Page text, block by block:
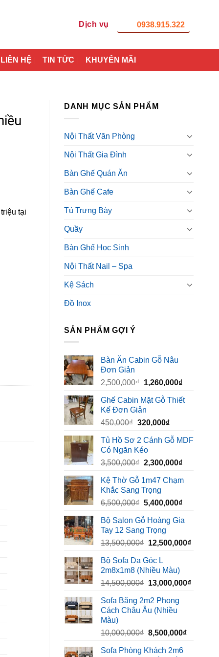
Dịch vụ 0938.915.322
LIÊN HỆ TIN TỨC KHUYẾN MÃI
DANH MỤC SẢN PHẨM
Nội Thất Văn Phòng
Nội Thất Gia Đình
Bàn Ghế Quán Ăn
Bàn Ghế Cafe
Tủ Trưng Bày
Quầy
Bàn Ghế Học Sinh
Nội Thất Nail – Spa
Kệ Sách
Đồ Inox
SẢN PHẨM GỢI Ý
Bàn Ăn Cabin Gỗ Nâu
Đơn Giản
2,500,000₫ Giá
là:
2,500,000₫.
1,260,000₫Giá
tại
Ghế Cabin Mặt Gỗ Thiết
Kế Đơn Giản
450,000₫ Giá
là:
450,000₫.
320,000₫Giá
tại
320,000₫.
Tủ Hồ Sơ 2 Cánh Gỗ MDF
Có Ngăn Kéo
3,500,000₫ Giá
là:
3,500,000₫.
2,300,000₫Giá
tại
Kệ Thờ Gỗ 1m47 Chạm
Khắc Sang Trọng
6,500,000₫ Giá
là:
6,500,000₫.
5,400,000₫Giá
tại
Bộ Salon Gỗ Hoàng Gia
Tay 12 Sang Trọng
13,500,000₫ Giá
là:
13,500,000₫.
12,500,000₫Giá
Bộ Sofa Da Góc L
2m8x1m8 (Nhiều Màu)
14,500,000₫ Giá
là:
14,500,000₫.
13,000,000₫Giá
Sofa Băng 2m2 Phong
Cách Châu Âu (Nhiều
Màu)
10,000,000₫ Giá
là:
8,500,000₫Giá
Sofa Phòng Khách 2m6
tại